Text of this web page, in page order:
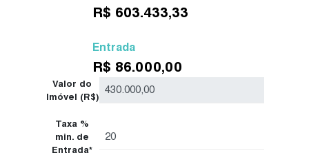
R$ 603.433,33
Entrada
R$ 86.000,00
Valor do
Imóvel (R$)
Taxa %
min. de
Entrada*